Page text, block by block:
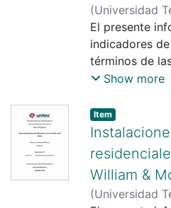
(Universidad
Chávez
Aguirre
El presente
indicadores
términos de
evaluación en
histórico,
cambio
revolución
en la
constructivo y
Show more
Item
William &
(Universidad